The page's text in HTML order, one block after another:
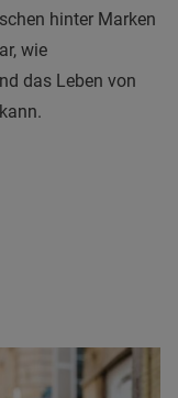
hinter Marken
wie
das Leben von